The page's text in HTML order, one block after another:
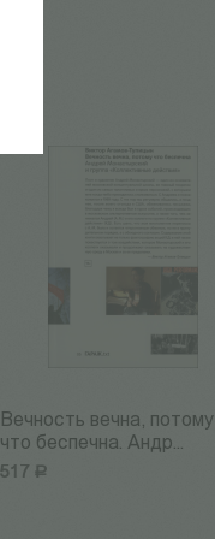
Вечность вечна, потому
что беспечна. Андр...
517 Р